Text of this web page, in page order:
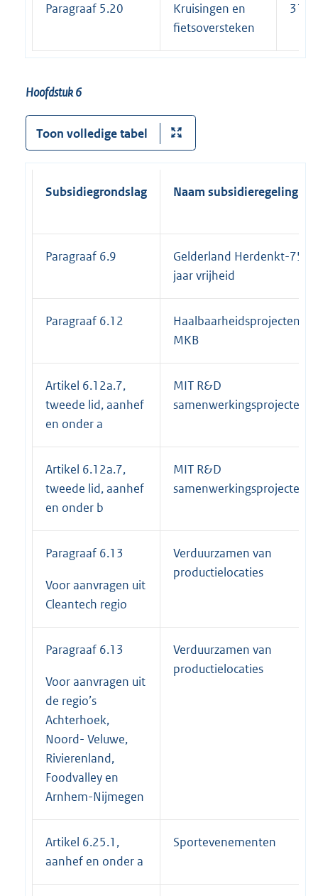
Paragraaf 5.20
Kruisingen en
fietsoversteken
31-
Hoofdstuk 6
Toon volledige tabel
Subsidiegrondslag Naam subsidieregeling
Paragraaf 6.9
Gelderland Herdenkt-75
jaar vrijheid
Paragraaf 6.12
Haalbaarheidsprojecten
MKB
Artikel 6.12a.7,
tweede lid, aanhef
en onder a
MIT R&D
samenwerkingsprojecten
Artikel 6.12a.7,
tweede lid, aanhef
en onder b
MIT R&D
samenwerkingsprojecten
Paragraaf 6.13
Voor aanvragen uit
Cleantech regio
Verduurzamen van
productielocaties
Paragraaf 6.13
Voor aanvragen uit
de regio’s
Achterhoek,
Noord- Veluwe,
Rivierenland,
Foodvalley en
Arnhem-Nijmegen
Verduurzamen van
productielocaties
Artikel 6.25.1,
aanhef en onder a
Sportevenementen